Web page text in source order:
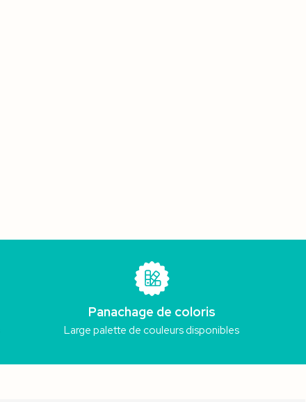
Panachage de coloris
Large palette de couleurs disponibles